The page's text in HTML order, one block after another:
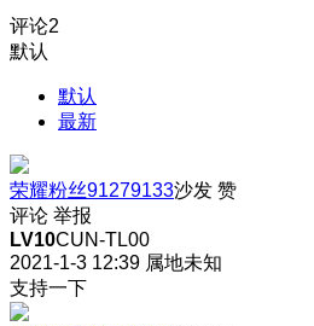
评论2
默认
默认
最新
荣耀粉丝91279133沙发 赞
评论 举报
LV10CUN-TL00
2021-1-3 12:39 属地未知
支持一下